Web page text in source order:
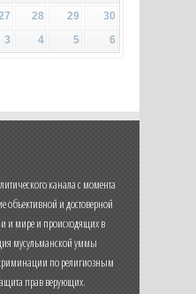
28 29
30
3 4 5 6
канала с момента
объективной и достоверной
и мире и происходящих в
мусульманской уммы
по религиозным
прав верующих.